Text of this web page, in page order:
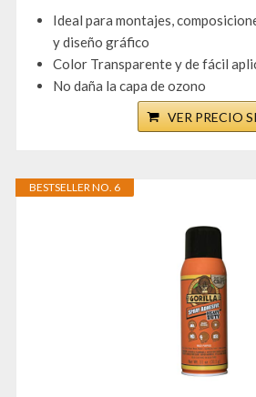
Ideal para montajes,
y diseño gráfico
Color Transparente y de fácil
No daña la capa de ozono
VER PRECIO
BESTSELLER NO. 6